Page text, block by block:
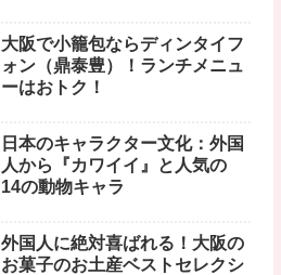
大阪で小籠包ならディンタイフ
ォン（鼎泰豊）！ランチメニュ
ーはおトク！
日本のキャラクター文化：外国
人から『カワイイ』と人気の
14の動物キャラ
外国人に絶対喜ばれる！大阪の
お菓子のお土産ベストセレクシ